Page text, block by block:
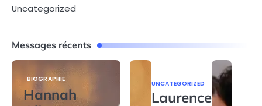
Uncategorized
Messages récents
BIOGRAPHIE
Hannah
UNCATEGORIZED
Laurence